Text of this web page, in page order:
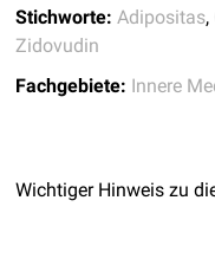
Stichworte: Adipositas,
Zidovudin
Fachgebiete: Innere
Wichtiger Hinweis zu